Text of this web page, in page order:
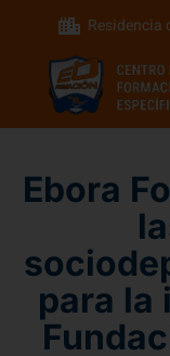
Residencia
Ebora
para la